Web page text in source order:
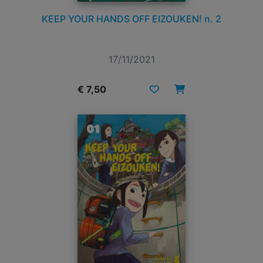
KEEP YOUR HANDS OFF EIZOUKEN! n. 2
17/11/2021
€ 7,50